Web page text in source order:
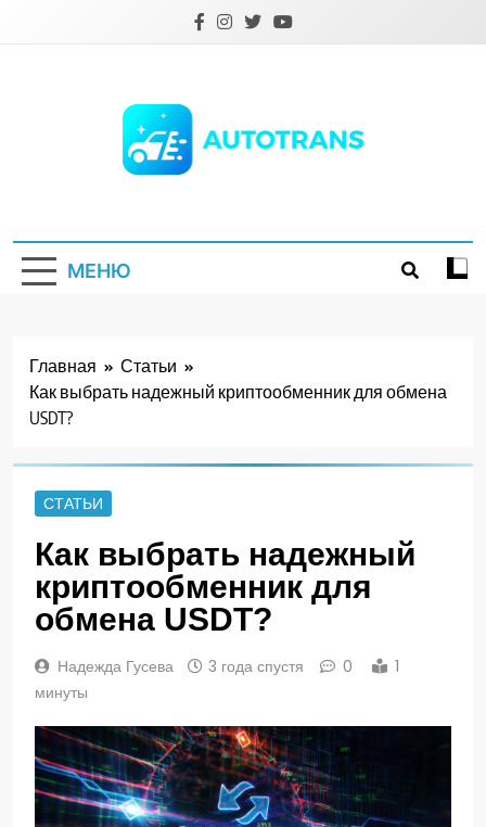
МЕНЮ
Главная
Статьи
Как выбрать надежный криптообменник для обмена
USDT?
СТАТЬИ
Как выбрать надежный
криптообменник для
обмена USDT?
Надежда Гусева 3 года спустя 0
1
минуты